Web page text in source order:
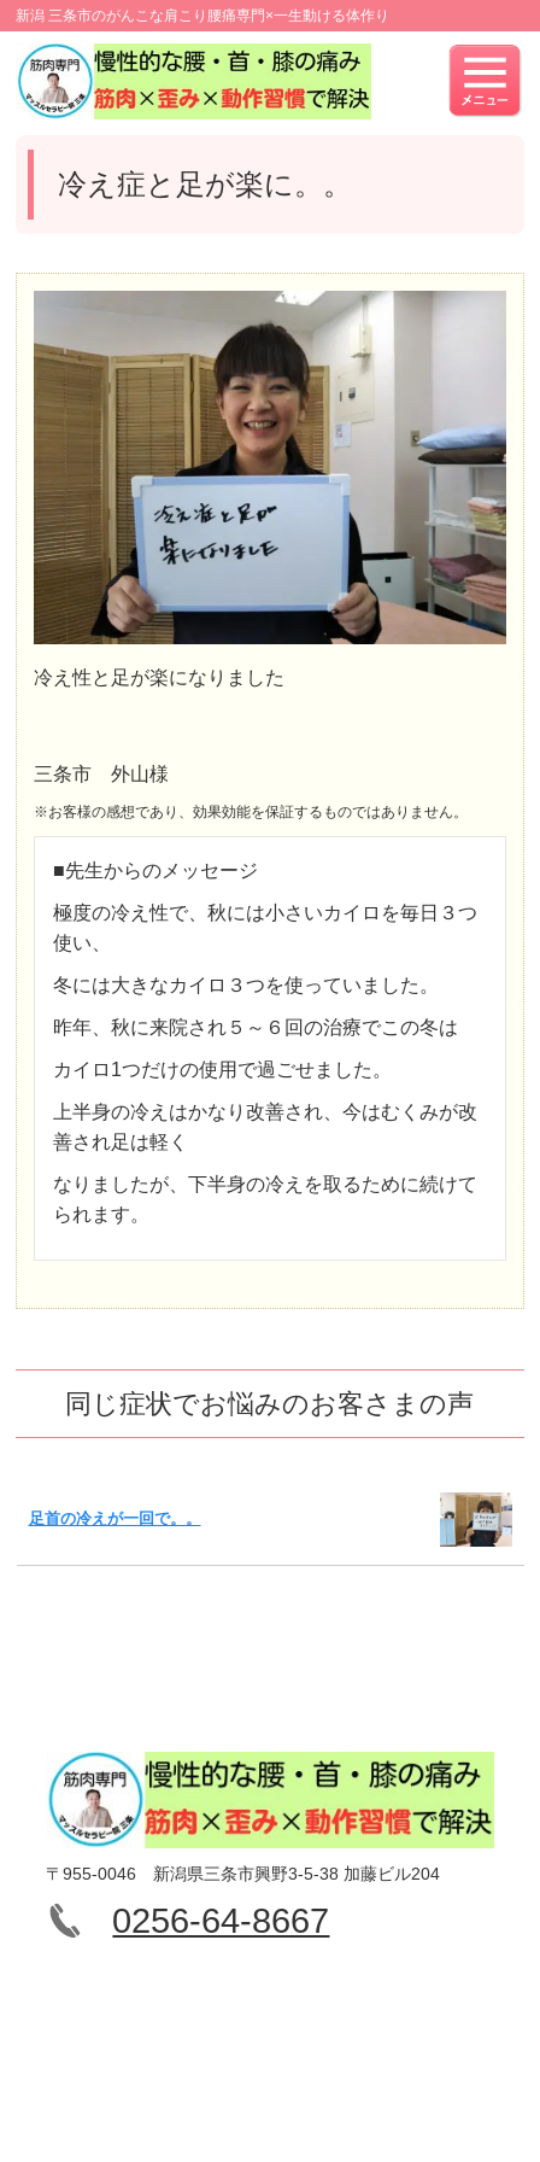
新潟 三条市のがんこな肩こり腰痛専門×一生動ける体作り
冷え症と足が楽に。。
冷え性と足が楽になりました
三条市 外山様
※お客様の感想であり、効果効能を保証するものではありません。
■先生からのメッセージ
極度の冷え性で、秋には小さいカイロを毎日３つ
使い、
冬には大きなカイロ３つを使っていました。
昨年、秋に来院され５～６回の治療でこの冬は
カイロ1つだけの使用で過ごせました。
上半身の冷えはかなり改善され、今はむくみが改
善され足は軽く
なりましたが、下半身の冷えを取るために続けて
られます。
同じ症状でお悩みのお客さまの声
足首の冷えが一回で。。
〒955-0046 新潟県三条市興野3-5-38 加藤ビル204
0256-64-8667